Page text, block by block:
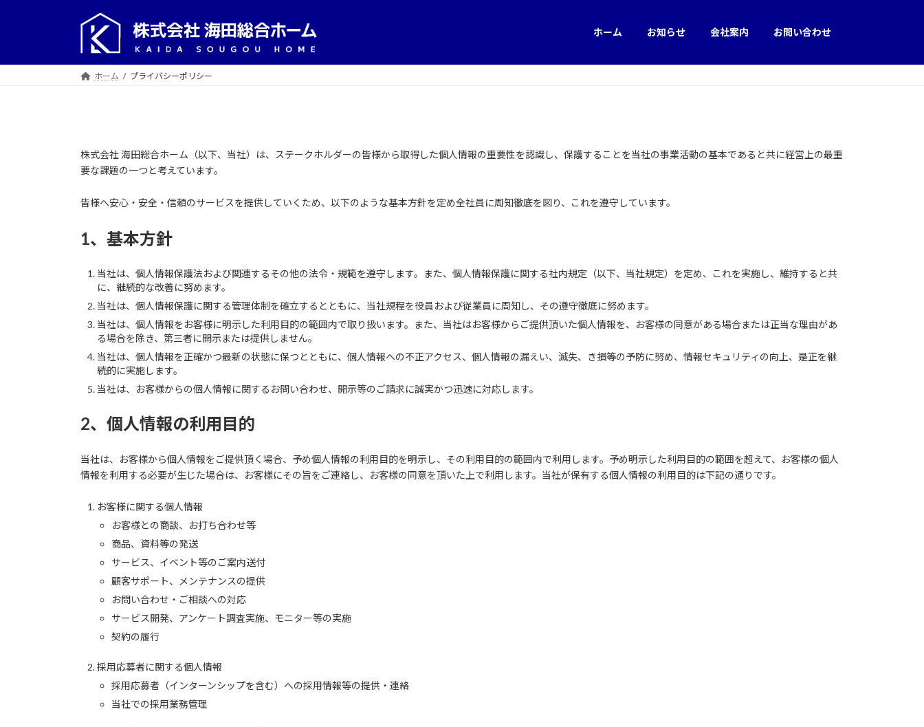
ホーム お知らせ 会社案内 お問い合わせ
ホーム プライバシーポリシー
株式会社 海田総合ホーム（以下、当社）は、ステークホルダーの皆様から取得した個人情報の重要性を認識し、保護することを当社の事業活動の基本であると共に経営上の最重
要な課題の一つと考えています。
皆様へ安心・安全・信頼のサービスを提供していくため、以下のような基本方針を定め全社員に周知徹底を図り、これを遵守しています。
1、基本方針
当社は、個人情報保護法および関連するその他の法令・規範を遵守します。また、個人情報保護に関する社内規定（以下、当社規定）を定め、これを実施し、維持すると共
に、継続的な改善に努めます。
当社は、個人情報保護に関する管理体制を確立するとともに、当社規程を役員および従業員に周知し、その遵守徹底に努めます。
当社は、個人情報をお客様に明示した利用目的の範囲内で取り扱います。また、当社はお客様からご提供頂いた個人情報を、お客様の同意がある場合または正当な理由があ
る場合を除き、第三者に開示または提供しません。
当社は、個人情報を正確かつ最新の状態に保つとともに、個人情報への不正アクセス、個人情報の漏えい、滅失、き損等の予防に努め、情報セキュリティの向上、是正を継
続的に実施します。
当社は、お客様からの個人情報に関するお問い合わせ、開示等のご請求に誠実かつ迅速に対応します。
2、個人情報の利用目的
当社は、お客様から個人情報をご提供頂く場合、予め個人情報の利用目的を明示し、その利用目的の範囲内で利用します。予め明示した利用目的の範囲を超えて、お客様の個人
情報を利用する必要が生じた場合は、お客様にその旨をご連絡し、お客様の同意を頂いた上で利用します。当社が保有する個人情報の利用目的は下記の通りです。
お客様に関する個人情報
お客様との商談、お打ち合わせ等
商品、資料等の発送
サービス、イベント等のご案内送付
顧客サポート、メンテナンスの提供
お問い合わせ・ご相談への対応
サービス開発、アンケート調査実施、モニター等の実施
契約の履行
採用応募者に関する個人情報
採用応募者（インターンシップを含む）への採用情報等の提供・連絡
当社での採用業務管理